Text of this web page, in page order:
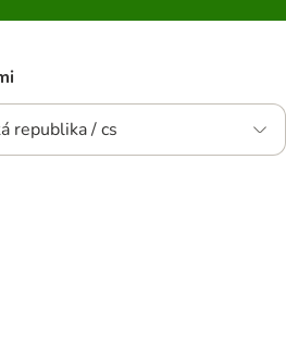
republika / cs